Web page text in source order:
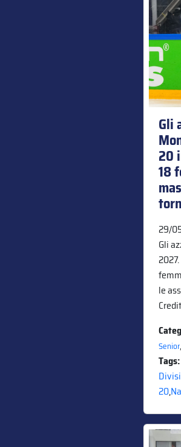
Gli
20
18
29/
Gli
le
Senior,
Tags:
20,